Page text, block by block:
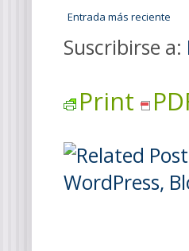
Entrada más reciente
Suscribirse a:
Print